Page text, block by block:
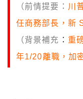
（前情提要： 川
任商務部長，新
（背景補充 ： 重
年1/20離職，加